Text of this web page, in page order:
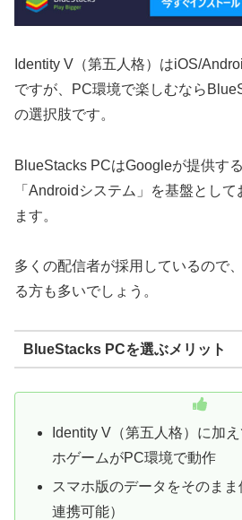
Identity V（第五人格）はiOS/
ですが、PC環境で楽しむなら
の選択肢です。
BlueStacks PCはGoogleが提供す
「Androidシステム」を基盤とし
ます。
多くの配信者が採用しているので
る方も多いでしょう。
BlueStacks PCを選ぶメリット
Identity V（第五人格）に加
ホゲームがPC環境で動作
スマホ版のデータをそのま
連携可能）